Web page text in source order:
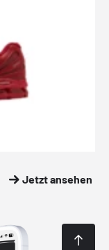
Jetzt ansehen